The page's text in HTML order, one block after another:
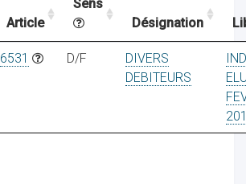
Article
Sens
Désignation
6531 D/F
DIVERS
DEBITEURS